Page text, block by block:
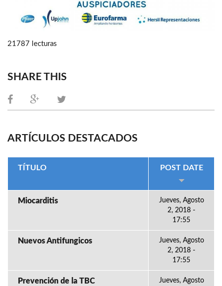
21787 lecturas
SHARE THIS
ARTÍCULOS DESTACADOS
TÍTULO POST DATE
Miocarditis
Jueves, Agosto
2, 2018 -
17:55
Nuevos Antifungicos
Jueves, Agosto
2, 2018 -
17:55
Prevención de la TBC
Jueves, Agosto